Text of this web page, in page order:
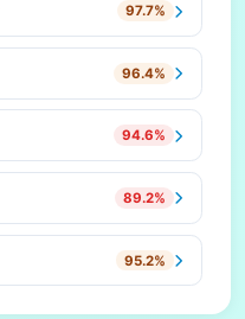
97.7%
96.4%
94.6%
89.2%
95.2%